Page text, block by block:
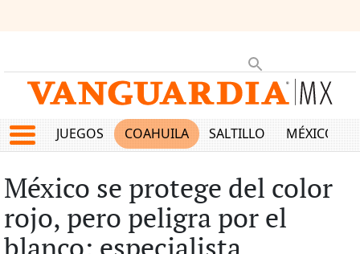
JUEGOS COAHUILA SALTILLO MÉXICO
México se protege del color
rojo, pero peligra por el